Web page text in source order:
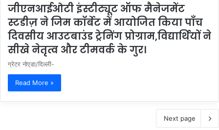
जीएनआईओटी इंस्टीट्यूट ऑफ मैनेजमेंट
स्टडीज़ ने जिम कॉर्बेट में आयोजित किया पाँच
दिवसीय आउटबाउंड ट्रेनिंग प्रोग्राम,विद्यार्थियों ने
सीखे नेतृत्व और टीमवर्क के गुर।
ग्रेटर नोएडा/दिल्ली-
Read More »
Next page